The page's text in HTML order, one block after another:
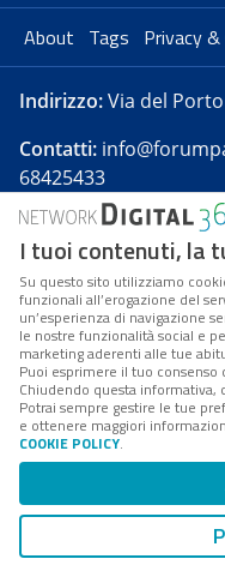
About Tags Privacy &
Indirizzo:Via del
Contatti:
68425433
Forumpa.itè una
presso Registro della
Reg. n. 182 del 2
FPA s.r.l. è
Coordinamento da
è un'azienda
Codice Fiscale/Partita
n.
I tuoi contenuti, la
Su questo sito utilizziamo
funzionali all’erogazione del
un’esperienza di navigazione
le nostre funzionalità social e
marketing aderenti alle tue
Puoi esprimere il tuo consenso
Chiudendo questa informativa,
Potrai sempre gestire le tue
e ottenere maggiori
COOKIE POLICY.